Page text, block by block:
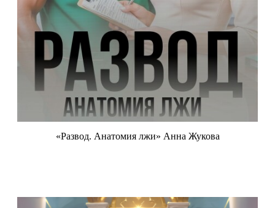
«Развод. Анатомия лжи» Анна Жукова